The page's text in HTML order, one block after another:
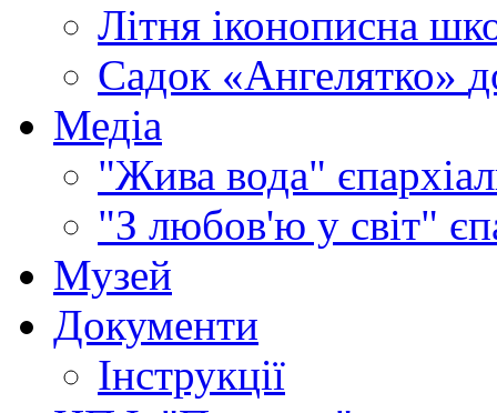
Літня іконописна
Садок «Ангелятко»
Медіа
"Жива вода"
"З любов'ю у світ"
Музей
Документи
Інструкції